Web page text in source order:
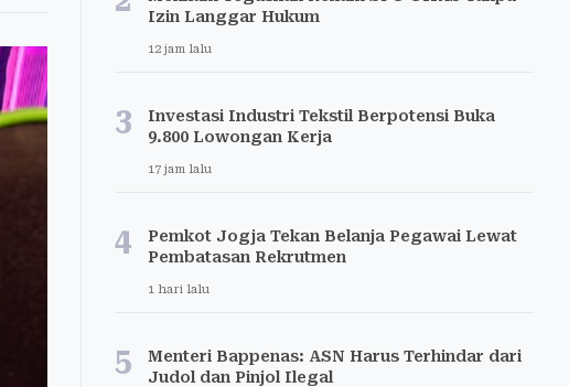
Izin Langgar Hukum
12 jam lalu
3
Investasi Industri Tekstil Berpotensi Buka
9.800 Lowongan Kerja
17 jam lalu
4
Pemkot Jogja Tekan Belanja Pegawai Lewat
Pembatasan Rekrutmen
1 hari lalu
5
Menteri Bappenas: ASN Harus Terhindar dari
Judol dan Pinjol Ilegal